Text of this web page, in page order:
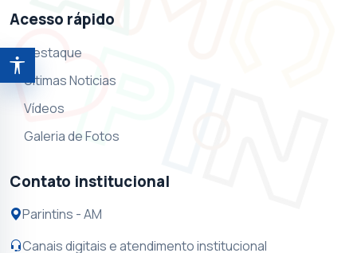
Abrir ferramentas de acessibilidade
Acesso rápido
Destaque
Ultimas Noticias
Vídeos
Galeria de Fotos
Contato institucional
Parintins - AM
Canais digitais e atendimento institucional